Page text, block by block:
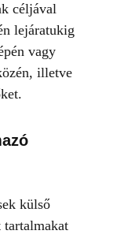
céljával
lejáratukig
vagy
illetve
külső
tartalmakat